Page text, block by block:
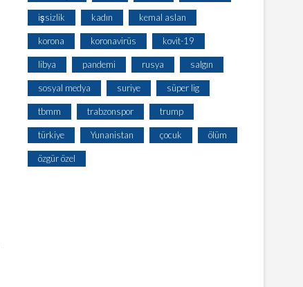
işsizlik kadın kemal aslan
korona koronavirüs kovit-19
libya pandemi rusya salgın
sosyal medya suriye süper lig
tbmm trabzonspor trump
türkiye Yunanistan çocuk ölüm
özgür özel